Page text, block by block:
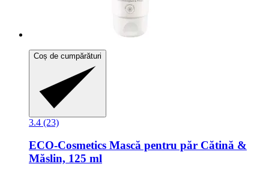
Coș de cumpărături
3.4 (23)
ECO-Cosmetics Mască pentru păr Cătină &
Măslin, 125 ml